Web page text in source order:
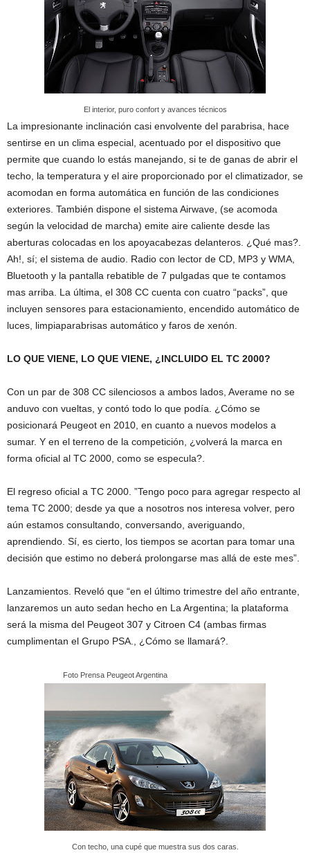
El interior, puro confort y avances técnicos
La impresionante inclinación casi envolvente del parabrisa, hace
sentirse en un clima especial, acentuado por el dispositivo que
permite que cuando lo estás manejando, si te de ganas de abrir el
techo, la temperatura y el aire proporcionado por el climatizador, se
acomodan en forma automática en función de las condiciones
exteriores. También dispone el sistema Airwave, (se acomoda
según la velocidad de marcha) emite aire caliente desde las
aberturas colocadas en los apoyacabezas delanteros. ¿Qué mas?.
Ah!, sí; el sistema de audio. Radio con lector de CD, MP3 y WMA,
Bluetooth y la pantalla rebatible de 7 pulgadas que te contamos
mas arriba. La última, el 308 CC cuenta con cuatro “packs”, que
incluyen sensores para estacionamiento, encendido automático de
luces, limpiaparabrisas automático y faros de xenón.
LO QUE VIENE, LO QUE VIENE, ¿INCLUIDO EL TC 2000?
Con un par de 308 CC silenciosos a ambos lados, Averame no se
anduvo con vueltas, y contó todo lo que podía. ¿Cómo se
posicionará Peugeot en 2010, en cuanto a nuevos modelos a
sumar. Y en el terreno de la competición, ¿volverá la marca en
forma oficial al TC 2000, como se especula?.
El regreso oficial a TC 2000. ”Tengo poco para agregar respecto al
tema TC 2000; desde ya que a nosotros nos interesa volver, pero
aún estamos consultando, conversando, averiguando,
aprendiendo. Sí, es cierto, los tiempos se acortan para tomar una
decisión que estimo no deberá prolongarse mas allá de este mes”.
Lanzamientos. Reveló que “en el último trimestre del año entrante,
lanzaremos un auto sedan hecho en La Argentina; la plataforma
será la misma del Peugeot 307 y Citroen C4 (ambas firmas
cumplimentan el Grupo PSA., ¿Cómo se llamará?.
Foto Prensa Peugeot Argentina…………………….
Con techo, una cupé que muestra sus dos caras.